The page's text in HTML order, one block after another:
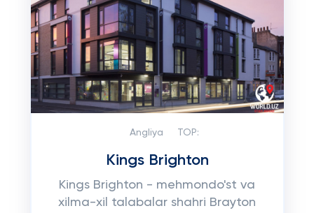
Angliya TOP:
Kings Brighton
Kings Brighton - mehmondo'st va
xilma-xil talabalar shahri Brayton